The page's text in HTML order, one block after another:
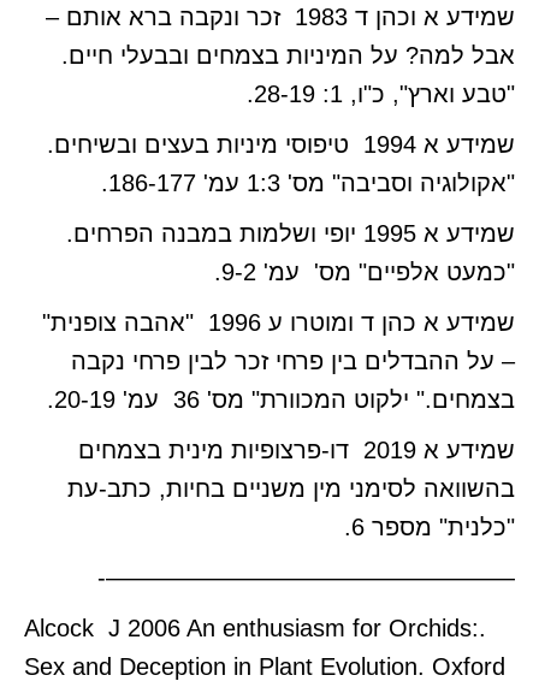
שמידע א וכהן ד 1983 זכר ונקבה ברא אותם –
אבל למה? על המיניות בצמחים ובבעלי חיים.
"טבע וארץ", כ"ו, 1: 28-19.
שמידע א 1994 טיפוסי מיניות בעצים ובשיחים.
"אקולוגיה וסביבה" מס' 1:3 עמ' 186-177.
שמידע א 1995 יופי ושלמות במבנה הפרחים.
"כמעט אלפיים" מס' עמ' 9-2.
שמידע א כהן ד ומוטרו ע 1996 "אהבה צופנית"
– על ההבדלים בין פרחי זכר לבין פרחי נקבה
בצמחים." ילקוט המכוורת" מס' 36 עמ' 20-19.
שמידע א 2019 דו-פרצופיות מינית בצמחים
בהשוואה לסימני מין משניים בחיות, כתב-עת
"כלנית" מספר 6.
—————————————————-
.Alcock J 2006 An enthusiasm for Orchids:
Sex and Deception in Plant Evolution. Oxford